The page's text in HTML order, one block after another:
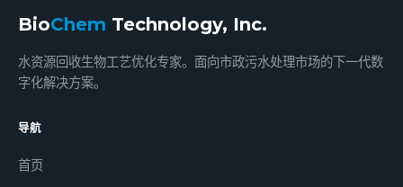
BioChem Technology, Inc.
水资源回收生物工艺优化专家。面向市政污水处理市场的下一代数
字化解决方案。
导航
首页